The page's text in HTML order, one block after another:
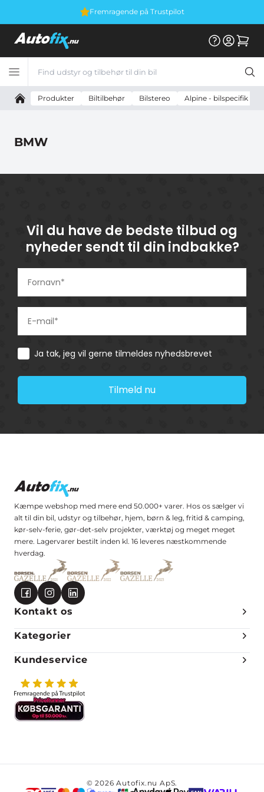
Fremragende på Trustpilot
Produkter Biltilbehør Bilstereo Alpine - bilspecifik
BMW
Vil du have de bedste tilbud og
nyheder sendt til din indbakke?
Consent
Ja tak, jeg vil gerne tilmeldes nyhedsbrevet
Tilmeld nu
Kæmpe webshop med mere end 50.000+ varer. Hos os sælger vi
alt til din bil, udstyr og tilbehør, hjem, børn & leg, fritid & camping,
kør-selv-ferie, gør-det-selv projekter, værktøj og meget meget
mere. Lagervarer bestilt inden kl. 16 leveres næstkommende
hverdag.
Kontakt os
Kategorier
Kundeservice
© 2026 Autofix.nu ApS.